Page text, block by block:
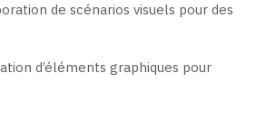
de scénarios visuels pour des
d’éléments graphiques pour